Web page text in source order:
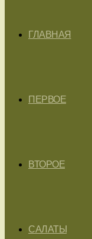
ГЛАВНАЯ
ПЕРВОЕ
ВТОРОЕ
САЛАТЫ